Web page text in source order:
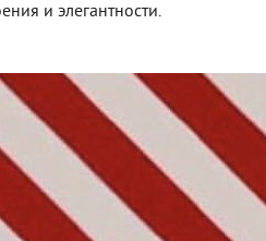
и элегантности.